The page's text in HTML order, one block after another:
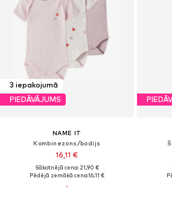
3 iepakojumā
PIEDĀVĀJUMS
NAME IT
Kombinezons/bodijs
16,11 €
Sākotnējā cena: 21,90 €
Pēdējā zemākā cena:16,11 €